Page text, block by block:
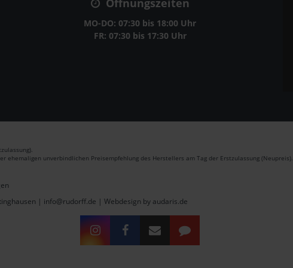
Öffnungszeiten
MO-DO: 07:30 bis 18:00 Uhr
FR: 07:30 bis 17:30 Uhr
unverbindlichen Preisempfehlung des Herstellers am Tag der Erstzulassung (Neupreis).
| info@rudorff.de | Webdesign by audaris.de